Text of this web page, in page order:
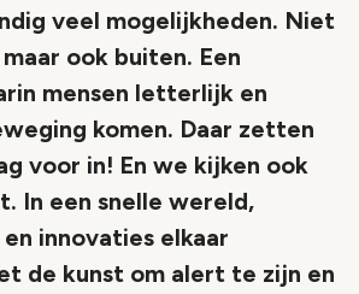
veel mogelijkheden. Niet
ook buiten. Een
mensen letterlijk en
komen. Daar zetten
voor in! En we kijken ook
In een snelle wereld,
innovaties elkaar
de kunst om alert te zijn en